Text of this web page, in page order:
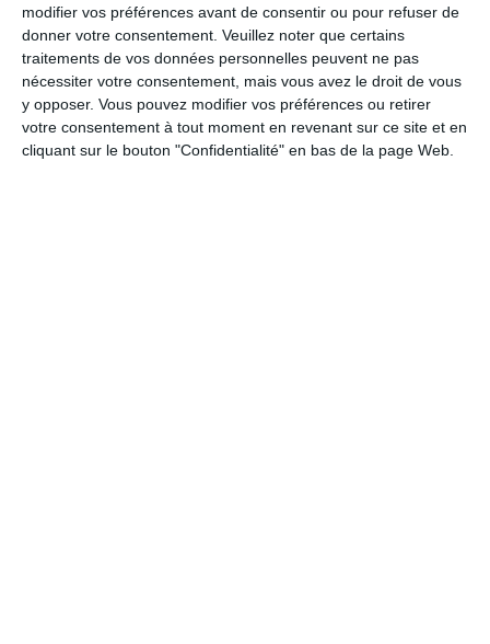
modifier vos préférences avant de consentir ou pour refuser de
donner votre consentement. Veuillez noter que certains
traitements de vos données personnelles peuvent ne pas
nécessiter votre consentement, mais vous avez le droit de vous
y opposer. Vous pouvez modifier vos préférences ou retirer
votre consentement à tout moment en revenant sur ce site et en
cliquant sur le bouton "Confidentialité" en bas de la page Web.
bouillante salée.
- Pilaf sans matières grasses :faire revenir dans une
poêle ou une casserole (à revêtement antiadhésif) bien
chaude ou au wok, ajouter 3 fois le volume d'eau froide
et laisser cuire jusqu'à totale absorption.
- Cas particulier de la semoule de couscous :verser la